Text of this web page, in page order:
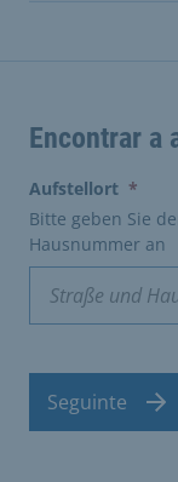
Encontrar a
Aufstellort *
Bitte geben Sie
Hausnummer an
Seguinte